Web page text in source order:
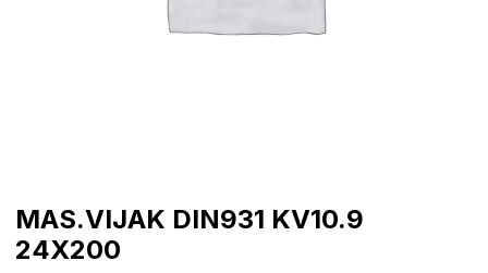
MAS.VIJAK DIN931 KV10.9
24X200